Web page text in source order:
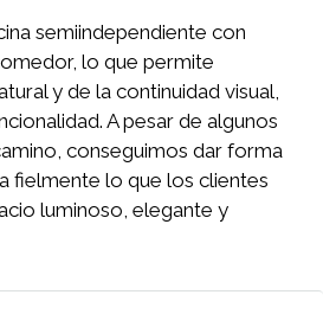
semiindependiente con
lo que permite
y de la continuidad visual,
A pesar de algunos
conseguimos dar forma
fielmente lo que los clientes
luminoso, elegante y